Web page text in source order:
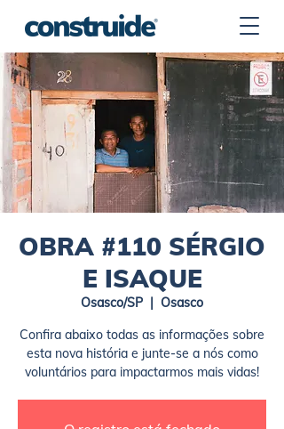
OBRA #110 SÉRGIO
E ISAQUE
Osasco/SP
  |
Osasco
Confira abaixo todas as informações sobre
esta nova história e junte-se a nós como
voluntários para impactarmos mais vidas!